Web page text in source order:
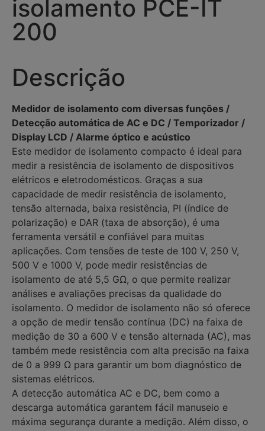
isolamento PCE-IT
200
Descrição
Medidor de isolamento com diversas funções /
Detecção automática de AC e DC / Temporizador /
Display LCD / Alarme óptico e acústico
Este medidor de isolamento compacto é ideal para
medir a resistência de isolamento de dispositivos
elétricos e eletrodomésticos. Graças a sua
capacidade de medir resistência de isolamento,
tensão alternada, baixa resistência, PI (índice de
polarização) e DAR (taxa de absorção), é uma
ferramenta versátil e confiável para muitas
aplicações. Com tensões de teste de 100 V, 250 V,
500 V e 1000 V, pode medir resistências de
isolamento de até 5,5 GΩ, o que permite realizar
análises e avaliações precisas da qualidade do
isolamento. O medidor de isolamento não só oferece
a opção de medir tensão contínua (DC) na faixa de
medição de 30 a 600 V e tensão alternada (AC), mas
também mede resistência com alta precisão na faixa
de 0 a 999 Ω para garantir um bom diagnóstico de
sistemas elétricos.
A detecção automática AC e DC, bem como a
descarga automática garantem fácil manuseio e
máxima segurança durante a medição. Além disso, o